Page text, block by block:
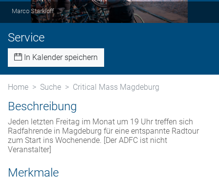
Marco Starkloff
Service
In Kalender speichern
Home Suche Critical Mass Magdeburg
Beschreibung
Jeden letzten Freitag im Monat um 19 Uhr treffen sich
Radfahrende in Magdeburg für eine entspannte Radtour
zum Start ins Wochenende. [Der ADFC ist nicht
Veranstalter]
Merkmale